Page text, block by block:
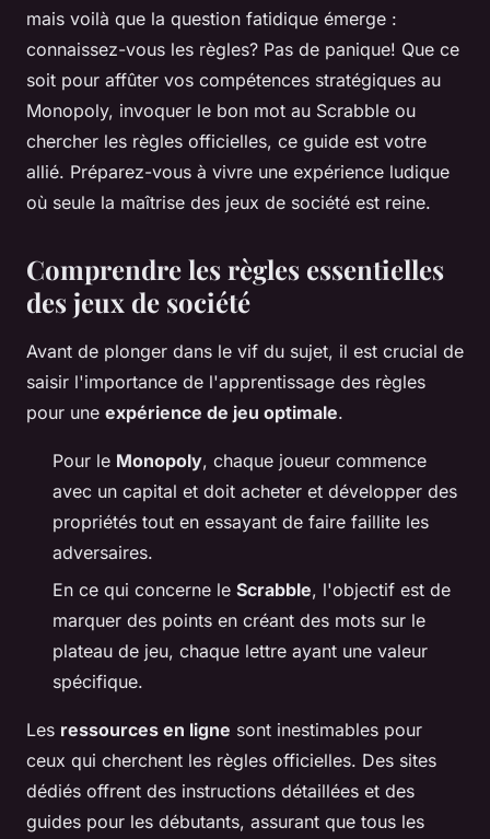
mais voilà que la question fatidique émerge :
connaissez-vous les règles? Pas de panique! Que ce
soit pour affûter vos compétences stratégiques au
Monopoly, invoquer le bon mot au Scrabble ou
chercher les règles officielles, ce guide est votre
allié. Préparez-vous à vivre une expérience ludique
où seule la maîtrise des jeux de société est reine.
Comprendre les règles essentielles
des jeux de société
Avant de plonger dans le vif du sujet, il est crucial de
saisir l'importance de l'apprentissage des règles
pour une expérience de jeu optimale.
Pour le Monopoly, chaque joueur commence
avec un capital et doit acheter et développer des
propriétés tout en essayant de faire faillite les
adversaires.
En ce qui concerne le Scrabble, l'objectif est de
marquer des points en créant des mots sur le
plateau de jeu, chaque lettre ayant une valeur
spécifique.
Les ressources en ligne sont inestimables pour
ceux qui cherchent les règles officielles. Des sites
dédiés offrent des instructions détaillées et des
guides pour les débutants, assurant que tous les